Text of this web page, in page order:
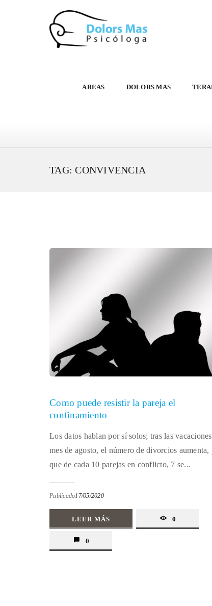
AREAS DOLORS MAS
TAG: CONVIVENCIA
Como puede resistir la pareja el
confinamiento
Los datos hablan por sí solos; tras las
mes de agosto, el número de divorcios aumenta,
que de cada 10 parejas en conflicto, 7 se...
Publicado17/05/2020
LEER MÁS 0
0